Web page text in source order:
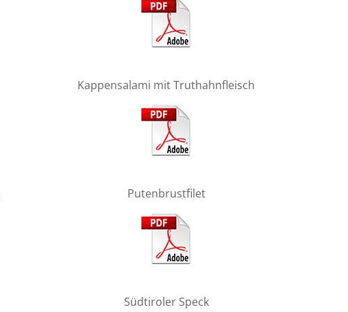
Kappensalami mit Truthahnfleisch
Putenbrustfilet
Südtiroler Speck